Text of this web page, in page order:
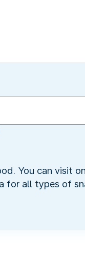
You can visit
for all types of